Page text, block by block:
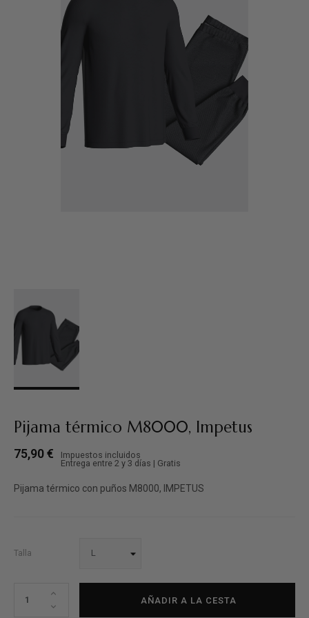
Pijama térmico M8000, Impetus
75,90 €
Impuestos incluidos
Entrega entre 2 y 3 días | Gratis
Pijama térmico con puños M8000, IMPETUS
Talla
AÑADIR A LA CESTA